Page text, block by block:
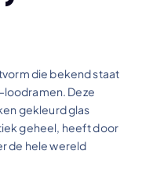
die bekend staat
loodramen. Deze
gekleurd glas
geheel, heeft door
de hele wereld